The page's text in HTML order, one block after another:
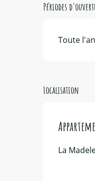
Périodes
Toute
Localisation
La